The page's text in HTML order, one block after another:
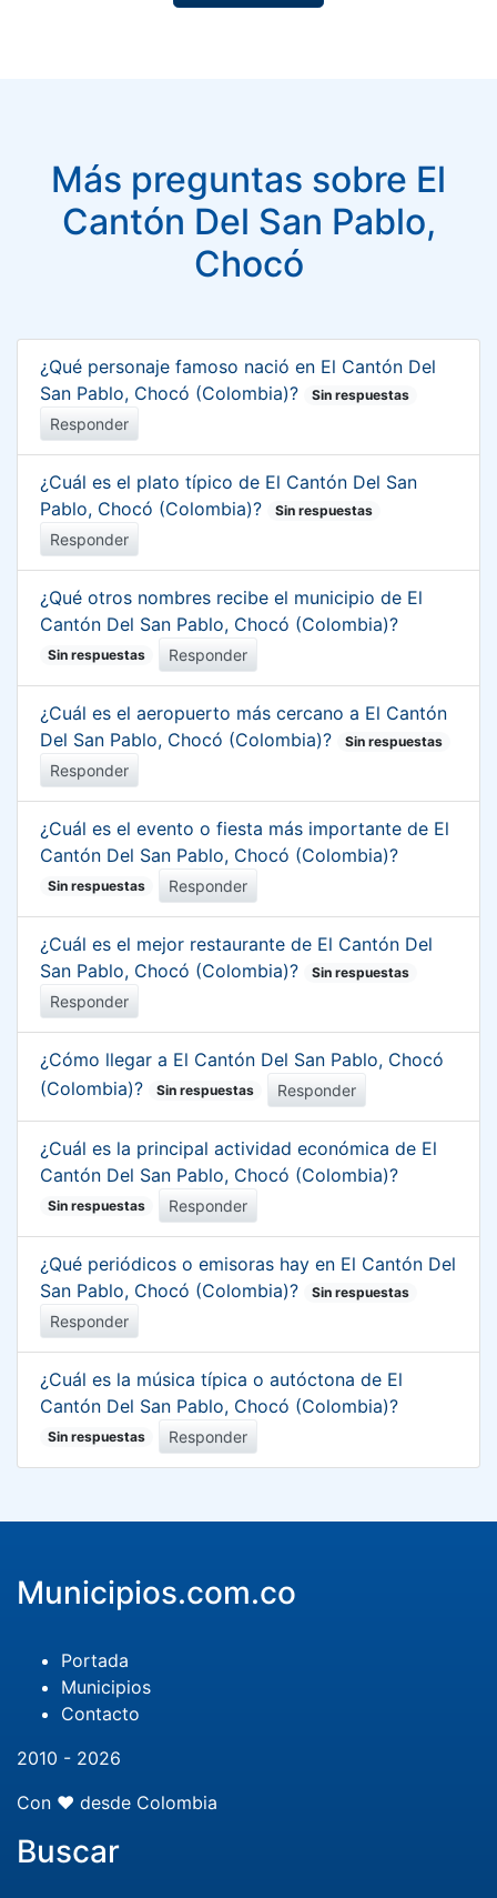
Más preguntas sobre El
Cantón Del San Pablo,
Chocó
¿Qué personaje famoso nació en El Cantón Del
San Pablo, Chocó (Colombia)?
Sin respuestas
Responder
¿Cuál es el plato típico de El Cantón Del San
Pablo, Chocó (Colombia)?
Sin respuestas
Responder
¿Qué otros nombres recibe el municipio de El
Cantón Del San Pablo, Chocó (Colombia)?
Sin respuestas Responder
¿Cuál es el aeropuerto más cercano a El Cantón
Del San Pablo, Chocó (Colombia)?
Sin respuestas
Responder
¿Cuál es el evento o fiesta más importante de El
Cantón Del San Pablo, Chocó (Colombia)?
Sin respuestas Responder
¿Cuál es el mejor restaurante de El Cantón Del
San Pablo, Chocó (Colombia)?
Sin respuestas
Responder
¿Cómo llegar a El Cantón Del San Pablo, Chocó
(Colombia)?
Sin respuestas Responder
¿Cuál es la principal actividad económica de El
Cantón Del San Pablo, Chocó (Colombia)?
Sin respuestas Responder
¿Qué periódicos o emisoras hay en El Cantón Del
San Pablo, Chocó (Colombia)?
Sin respuestas
Responder
¿Cuál es la música típica o autóctona de El
Cantón Del San Pablo, Chocó (Colombia)?
Sin respuestas Responder
Municipios.com.co
Portada
Municipios
Contacto
2010 - 2026
Con ❤️ desde Colombia
Buscar